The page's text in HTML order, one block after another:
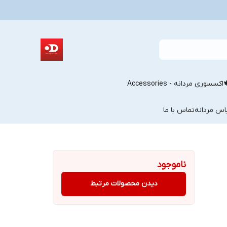
اکسسوری مردانه - Accessories
مردانهتماس با ما
ناموجود
دیدن محصولات مرتبط